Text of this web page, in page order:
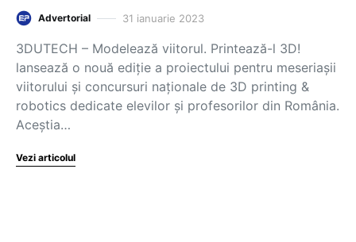
Advertorial 31 ianuarie 2023
3DUTECH – Modelează viitorul. Printează-l 3D!
lansează o nouă ediție a proiectului pentru meseriașii
viitorului și concursuri naționale de 3D printing &
robotics dedicate elevilor și profesorilor din România.
Aceștia…
Vezi articolul